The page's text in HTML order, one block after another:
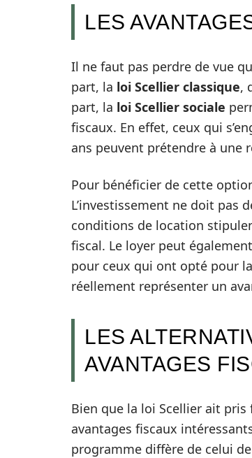
LES
Il ne faut pas perdre de vue
part, la loi Scellier classique,
part, la loi Scellier sociale
fiscaux. En effet, ceux qui
ans peuvent prétendre à une
Pour bénéficier de cette
L’investissement ne doit pas
conditions de location
fiscal. Le loyer peut
pour ceux qui ont opté pour la
réellement représenter un
LES
AVANTAGES
Bien que la loi Scellier ait
avantages fiscaux
programme diffère de celui